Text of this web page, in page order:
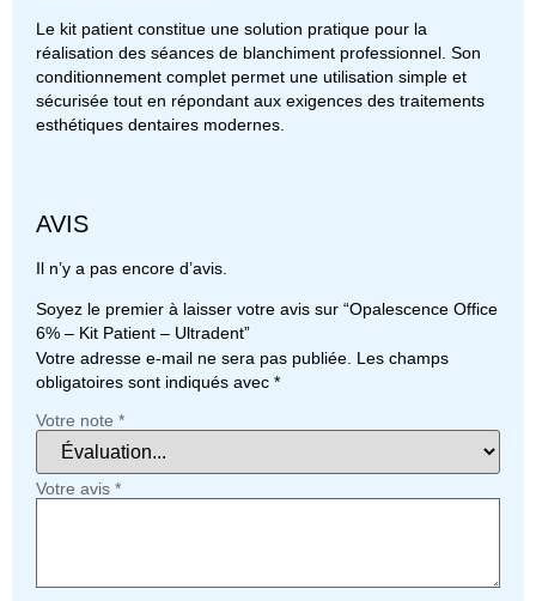
Le kit patient constitue une solution pratique pour la
réalisation des séances de blanchiment professionnel. Son
conditionnement complet permet une utilisation simple et
sécurisée tout en répondant aux exigences des traitements
esthétiques dentaires modernes.
AVIS
Il n’y a pas encore d’avis.
Soyez le premier à laisser votre avis sur “Opalescence Office
6% – Kit Patient – Ultradent”
Votre adresse e-mail ne sera pas publiée. Les champs
obligatoires sont indiqués avec *
Votre note *
Votre avis *